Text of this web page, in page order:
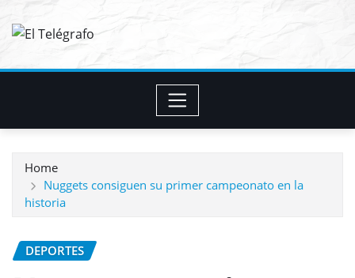
Home
Nuggets consiguen su primer campeonato en la
historia
DEPORTES